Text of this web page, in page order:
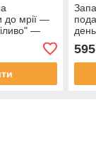
до мрії —
—
не
595